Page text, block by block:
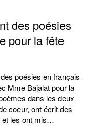
des poésies
pour la fête
poésies en français
Mme Bajalat pour la
dans les deux
coeur, ont écrit des
et les ont mis…